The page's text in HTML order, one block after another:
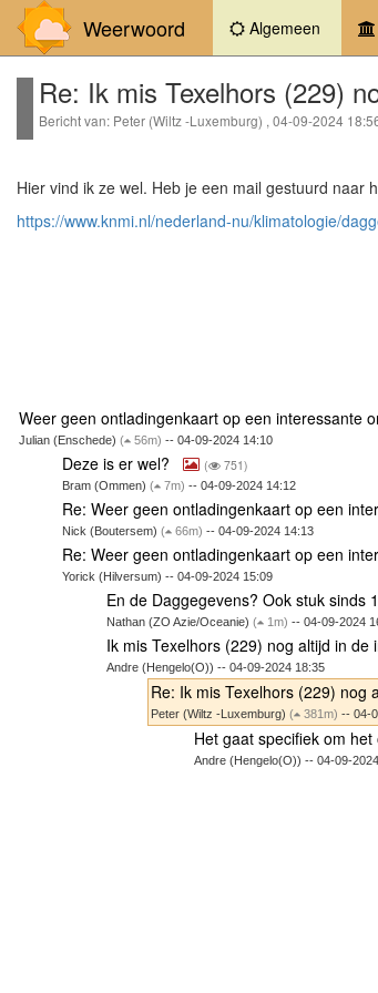
Weerwoord Algemeen
Re: Ik mis Texelhors (229)
Bericht van: Peter (Wiltz -Luxemburg) , 04-09-2024
Hier vind ik ze wel. Heb je een mail gestuurd naar
https://www.knmi.nl/nederland-nu/klimatologie/
Weer geen ontladingenkaart op een interessante
Julian (Enschede) ( 56m) -- 04-09-2024 14:10
Deze is er wel? ( 751)
Bram (Ommen)( 7m) -- 04-09-2024 14:12
Re: Weer geen ontladingenkaart op een
Nick (Boutersem)( 66m) -- 04-09-2024 14:13
Re: Weer geen ontladingenkaart op een
Yorick (Hilversum) -- 04-09-2024 15:09
En de Daggegevens? Ook stuk sinds
Nathan (ZO Azie/Oceanie) ( 1m) -- 04-09-2024
Ik mis Texelhors (229) nog altijd in de
Andre (Hengelo(O)) -- 04-09-2024 18:35
Re: Ik mis Texelhors (229) nog
Peter (Wiltz -Luxemburg)( 381m) -- 04-
Het gaat specifiek om
Andre (Hengelo(O)) -- 04-09-